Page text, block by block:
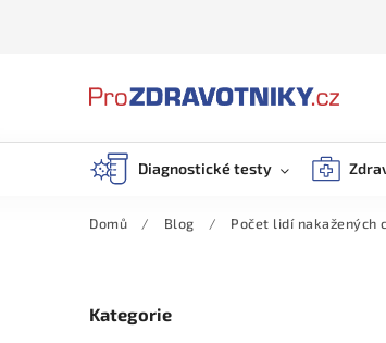
Diagnostické testy
Domů / Blog / Počet lidí nakažených
Kategorie